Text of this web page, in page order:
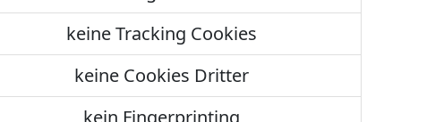
keine Tracking Cookies
keine Cookies Dritter
kein Fingerprinting